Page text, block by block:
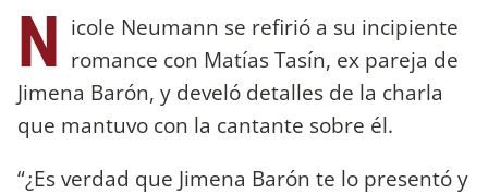
N icole Neumann se refirió a su incipiente
romance con Matías Tasín, ex pareja de
Jimena Barón, y develó detalles de la charla
que mantuvo con la cantante sobre él.
“¿Es verdad que Jimena Barón te lo presentó y